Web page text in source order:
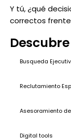
Y tú, ¿qué
correctos
Busqueda
Reclutamiento
Asesoramiento
Digital tools